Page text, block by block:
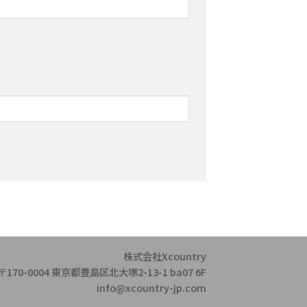
株式会社Xcountry
170-0004 東京都豊島区北大塚2-13-1 ba07 6F
info@xcountry-jp.com